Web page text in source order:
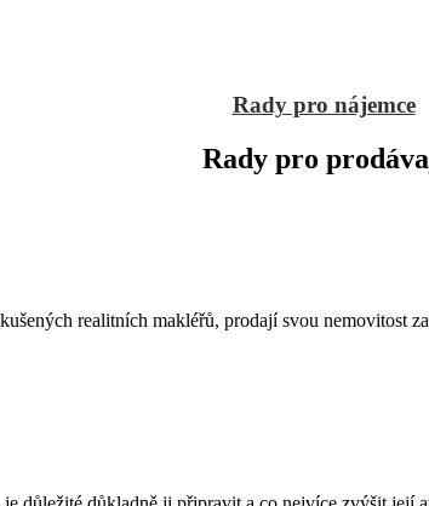
Rady pro nájemce
Rady pro
realitních makléřů, prodají svou nemovitost